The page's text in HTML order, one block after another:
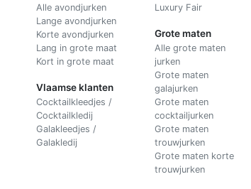
Alle avondjurken
Lange avondjurken
Korte avondjurken
Lang in grote maat
Kort in grote maat
Vlaamse klanten
Cocktailkleedjes /
Cocktailkledij
Galakleedjes /
Galakledij
Luxury Fair
Grote maten
Alle grote maten
jurken
Grote maten
galajurken
Grote maten
cocktailjurken
Grote maten
trouwjurken
Grote maten korte
trouwjurken